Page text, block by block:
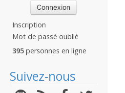
Inscription
Mot de passé oublié
395 personnes en ligne
Suivez-nous